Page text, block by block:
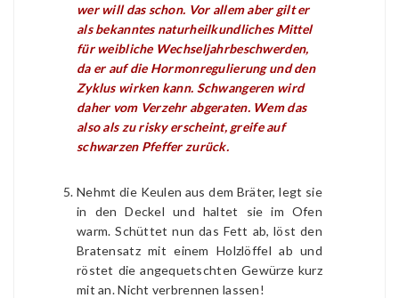
wer will das schon. Vor allem aber gilt er
als bekanntes naturheilkundliches Mittel
für weibliche Wechseljahrbeschwerden,
da er auf die Hormonregulierung und den
Zyklus wirken kann. Schwangeren wird
daher vom Verzehr abgeraten. Wem das
also als zu risky erscheint, greife auf
schwarzen Pfeffer zurück.
Nehmt die Keulen aus dem Bräter, legt sie
in den Deckel und haltet sie im Ofen
warm. Schüttet nun das Fett ab, löst den
Bratensatz mit einem Holzlöffel ab und
röstet die angequetschten Gewürze kurz
mit an. Nicht verbrennen lassen!